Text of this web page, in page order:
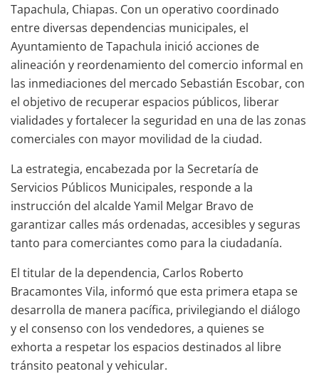
Tapachula, Chiapas. Con un operativo coordinado
entre diversas dependencias municipales, el
Ayuntamiento de Tapachula inició acciones de
alineación y reordenamiento del comercio informal en
las inmediaciones del mercado Sebastián Escobar, con
el objetivo de recuperar espacios públicos, liberar
vialidades y fortalecer la seguridad en una de las zonas
comerciales con mayor movilidad de la ciudad.
La estrategia, encabezada por la Secretaría de
Servicios Públicos Municipales, responde a la
instrucción del alcalde Yamil Melgar Bravo de
garantizar calles más ordenadas, accesibles y seguras
tanto para comerciantes como para la ciudadanía.
El titular de la dependencia, Carlos Roberto
Bracamontes Vila, informó que esta primera etapa se
desarrolla de manera pacífica, privilegiando el diálogo
y el consenso con los vendedores, a quienes se
exhorta a respetar los espacios destinados al libre
tránsito peatonal y vehicular.